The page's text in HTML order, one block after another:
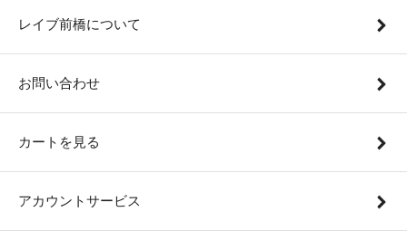
レイブ前橋について
お問い合わせ
カートを見る
アカウントサービス